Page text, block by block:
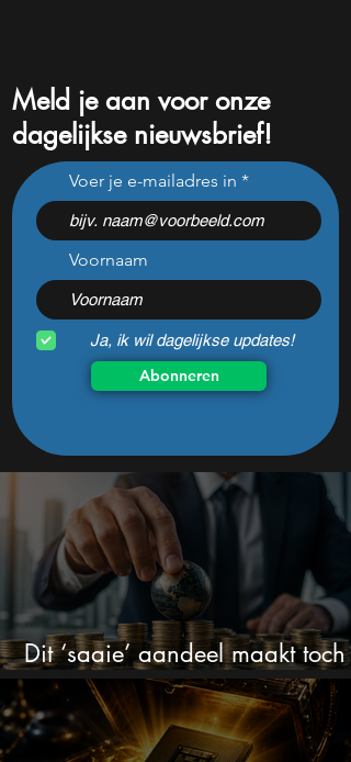
Beleggers dumpen dit
chipaandeel maar Wall
Street ziet een zeldzame
koopkans
Meld je aan voor onze
dagelijkse nieuwsbrief!
Voer je e-mailadres in
Voornaam
Ja, ik wil dagelijkse updates!
Abonneren
Dit ‘saaie’ aandeel maakt toch
bizar veel winst